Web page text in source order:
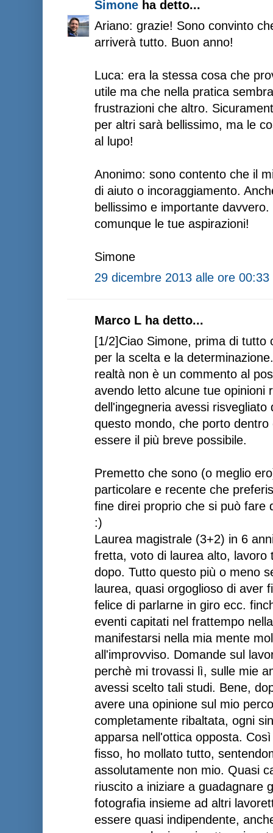
Simone ha detto...
Ariano: grazie! Sono convinto
arriverà tutto. Buon anno!
Luca: era la stessa cosa che
utile ma che nella pratica
frustrazioni che altro.
per altri sarà bellissimo, ma le
al lupo!
Anonimo: sono contento che il
di aiuto o incoraggiamento.
bellissimo e importante
comunque le tue aspirazioni!
Simone
29 dicembre 2013 alle ore 00:33
Marco L ha detto...
[1/2]Ciao Simone, prima di tutto
per la scelta e la
realtà non è un commento al
avendo letto alcune tue opinioni
dell'ingegneria avessi risvegliato
questo mondo, che porto
essere il più breve possibile.
Premetto che sono (o meglio
particolare e recente che
fine direi proprio che si può fare
:)
Laurea magistrale (3+2) in 6
fretta, voto di laurea alto, lavoro
dopo. Tutto questo più o meno
laurea, quasi orgoglioso di aver
felice di parlarne in giro ecc.
eventi capitati nel frattempo
manifestarsi nella mia mente
all'improvviso. Domande sul
perchè mi trovassi lì, sulle mie
avessi scelto tali studi. Bene,
avere una opinione sul mio
completamente ribaltata, ogni
apparsa nell'ottica opposta.
fisso, ho mollato tutto,
assolutamente non mio. Quasi
riuscito a iniziare a guadagnare
fotografia insieme ad altri
essere quasi indipendente,